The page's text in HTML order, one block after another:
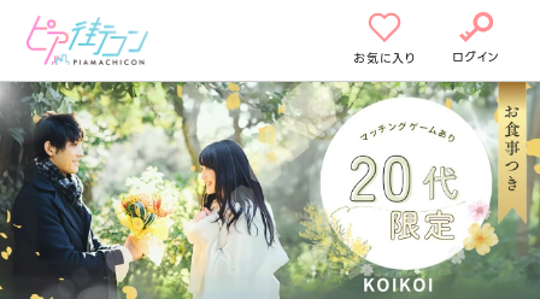
お気に入り ログイン